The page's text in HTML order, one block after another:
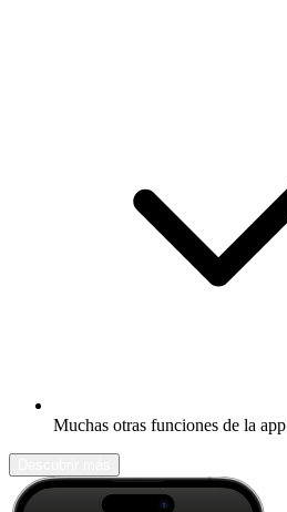
Muchas otras funciones de la app